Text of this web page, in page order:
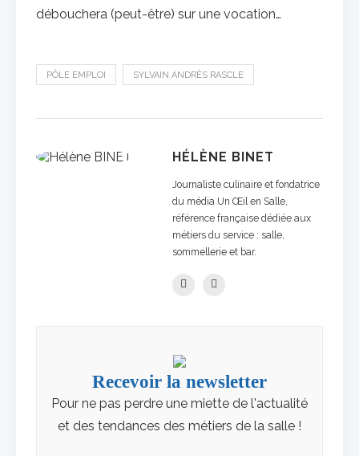
débouchera (peut-être) sur une vocation…
PÔLE EMPLOI SYLVAIN ANDRÈS RASCLE
HÉLÈNE BINET
Journaliste culinaire et fondatrice
du média Un Œil en Salle,
référence française dédiée aux
métiers du service : salle,
sommellerie et bar.
Recevoir la newsletter
Pour ne pas perdre une miette de l'actualité
et des tendances des métiers de la salle !